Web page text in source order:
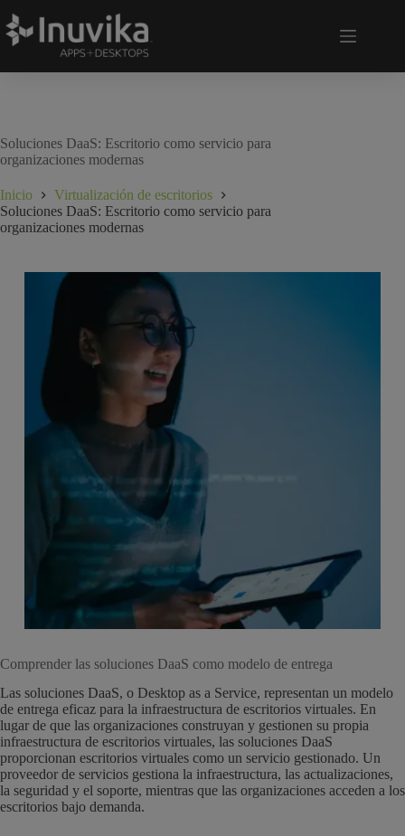
Soluciones DaaS: Escritorio como servicio para
organizaciones modernas
Inicio
Virtualización de escritorios
Soluciones DaaS: Escritorio como servicio para
organizaciones modernas
Comprender las soluciones DaaS como modelo de entrega
Las soluciones DaaS, o Desktop as a Service, representan un modelo
de entrega eficaz para la infraestructura de escritorios virtuales. En
lugar de que las organizaciones construyan y gestionen su propia
infraestructura de escritorios virtuales, las soluciones DaaS
proporcionan escritorios virtuales como un servicio gestionado. Un
proveedor de servicios gestiona la infraestructura, las actualizaciones,
la seguridad y el soporte, mientras que las organizaciones acceden a los
escritorios bajo demanda.